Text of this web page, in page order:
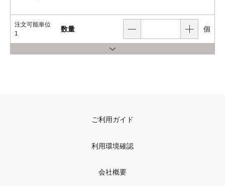
注文可能単位
1
数量 個
ご利用ガイド
利用環境確認
会社概要